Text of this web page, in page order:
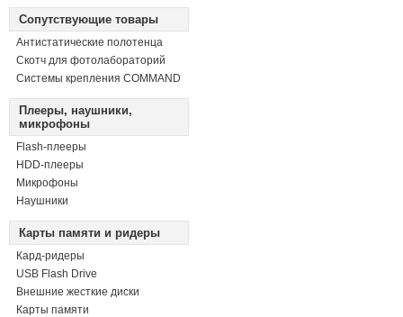
Сопутствующие товары
Антистатические полотенца
Скотч для фотолабораторий
Системы крепления COMMAND
Плееры, наушники,
микрофоны
Flash-плееры
HDD-плееры
Микрофоны
Наушники
Карты памяти и ридеры
Кард-ридеры
USB Flash Drive
Внешние жесткие диски
Карты памяти